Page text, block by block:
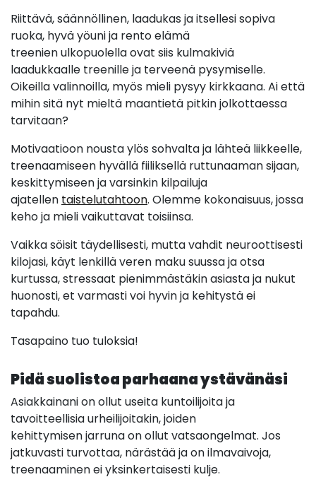
Riittävä, säännöllinen, laadukas ja itsellesi sopiva
ruoka, hyvä yöuni ja rento elämä
treenien ulkopuolella ovat siis kulmakiviä
laadukkaalle treenille ja terveenä pysymiselle.
Oikeilla valinnoilla, myös mieli pysyy kirkkaana. Ai että
mihin sitä nyt mieltä maantietä pitkin jolkottaessa
tarvitaan?
Motivaatioon nousta ylös sohvalta ja lähteä liikkeelle,
treenaamiseen hyvällä fiiliksellä ruttunaaman sijaan,
keskittymiseen ja varsinkin kilpailuja
ajatellen taistelutahtoon. Olemme kokonaisuus, jossa
keho ja mieli vaikuttavat toisiinsa.
Vaikka söisit täydellisesti, mutta vahdit neuroottisesti
kilojasi, käyt lenkillä veren maku suussa ja otsa
kurtussa, stressaat pienimmästäkin asiasta ja nukut
huonosti, et varmasti voi hyvin ja kehitystä ei
tapahdu.
Tasapaino tuo tuloksia!
Pidä suolistoa parhaana ystävänäsi
Asiakkainani on ollut useita kuntoilijoita ja
tavoitteellisia urheilijoitakin, joiden
kehittymisen jarruna on ollut vatsaongelmat. Jos
jatkuvasti turvottaa, närästää ja on ilmavaivoja,
treenaaminen ei yksinkertaisesti kulje.